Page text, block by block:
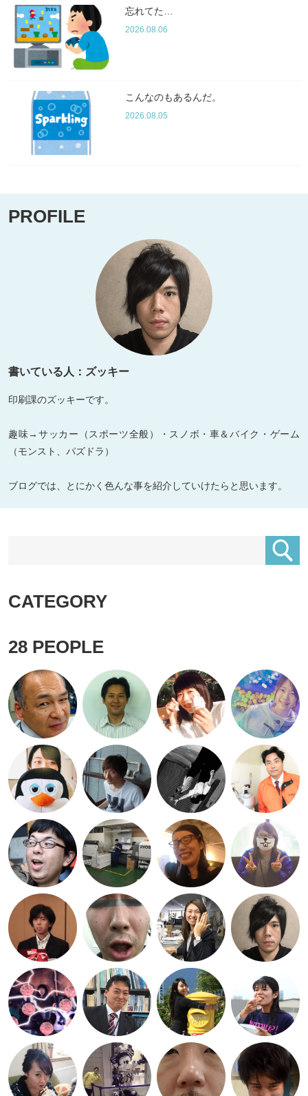
忘れてた…
2026.08.06
こんなのもあるんだ。
2026.08.05
PROFILE
書いている人：ズッキー
印刷課のズッキーです。
趣味→サッカー（スポーツ全般）・スノボ・車＆バイク・ゲーム
（モンスト、パズドラ）
ブログでは、とにかく色んな事を紹介していけたらと思います。
CATEGORY
28 PEOPLE